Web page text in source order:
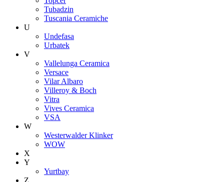
Tubadzin
Tuscania Ceramiche
U
Undefasa
Urbatek
V
Vallelunga Ceramica
Versace
Vilar Albaro
Villeroy & Boch
Vitra
Vives Ceramica
VSA
W
Westerwalder Klinker
WOW
X
Y
Yurtbay
Z